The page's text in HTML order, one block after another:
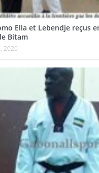
Ella et Lebendje reçus
Bitam
2020